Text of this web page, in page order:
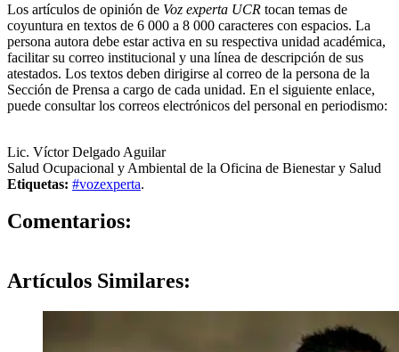
Los artículos de opinión de Voz experta UCR tocan temas de
coyuntura en textos de 6 000 a 8 000 caracteres con espacios. La
persona autora debe estar activa en su respectiva unidad académica,
facilitar su correo institucional y una línea de descripción de sus
atestados. Los textos deben dirigirse al correo de la persona de la
Sección de Prensa a cargo de cada unidad. En el siguiente enlace,
puede consultar los correos electrónicos del personal en periodismo:
Lic. Víctor Delgado Aguilar
Salud Ocupacional y Ambiental de la Oficina de Bienestar y Salud
Etiquetas: #vozexperta.
Comentarios:
Artículos Similares: